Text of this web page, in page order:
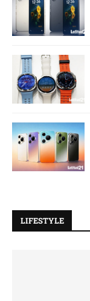
LIFESTYLE